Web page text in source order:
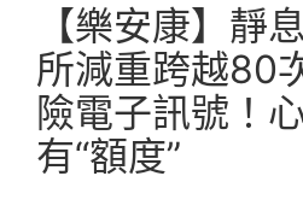
【樂安康】靜
所減重跨越80
險電子訊號！
有“額度”